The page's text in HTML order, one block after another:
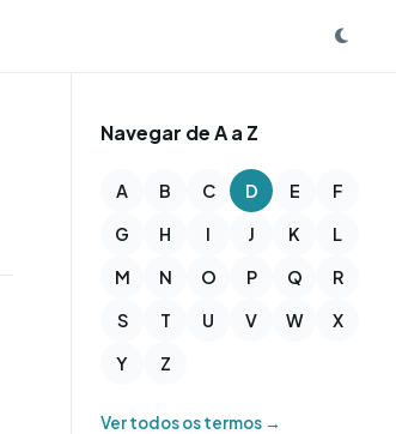
Navegar de A a Z
A B C D E
F
G
H I J K
L
M
N O P Q
R
S
T U V W
X
Y
Z
Ver todos os termos →